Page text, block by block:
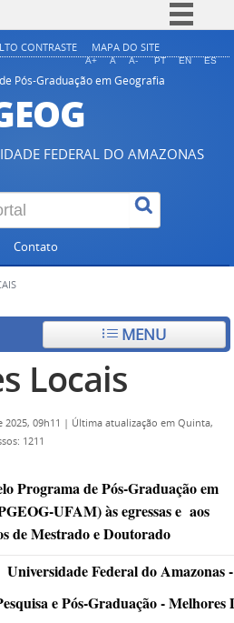
Simplifique!
Comunica BR
Acesso à informação
Legislação
Canais
CONTRASTE MAPA DO SITE
A+ A A- PT EN ES
Pós-Graduação em Geografia
FEDERAL DO AMAZONAS
Contato
MENU
Locais
09h11 | Última atualização em Quinta,
1211
Programa de Pós-Graduação em
UFAM) às egressas e aos
de Mestrado e Doutorado
Universidade Federal do Amazonas -
e Pós-Graduação - Melhores